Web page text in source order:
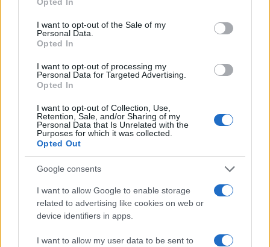
use your data for below specified purposes in below Google
consent section.
I want to opt-out of the Sale of my
Personal Data.
Opted In
I want to opt-out of processing my
Personal Data for Targeted Advertising.
Opted In
I want to opt-out of Collection, Use,
Retention, Sale, and/or Sharing of my
Personal Data that Is Unrelated with the
Purposes for which it was collected.
Opted Out
Google consents
I want to allow Google to enable storage
related to advertising like cookies on web or
device identifiers in apps.
I want to allow my user data to be sent to
A múlt héten a Telegraph arról számolt be,
hogy egy iráni bérgyilkos osztag működik
Londonban, és két brit újságíró
meggyilkolására vetették be őket, akik egy
perzsa nyelvű televíziós csatornának
dolgoztak.
A múlt héten Esmail Khatib iráni hírszerzési
miniszter fenyegetést intézett az Egyesült
Királysághoz, azt állítva, hogy az ország
„propagandát” folytat, és táplálja az Iránban
Mahsa Amini iráni „erkölcsrendőrség” általi
meggyilkolása óta zajló tüntetéseket.